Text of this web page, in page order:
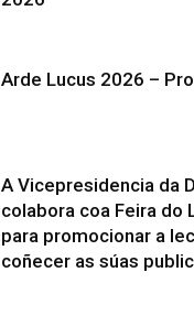
Arde Lucus 2026 –
A Vicepresidencia da
colabora coa Feira do
para promocionar a
coñecer as súas